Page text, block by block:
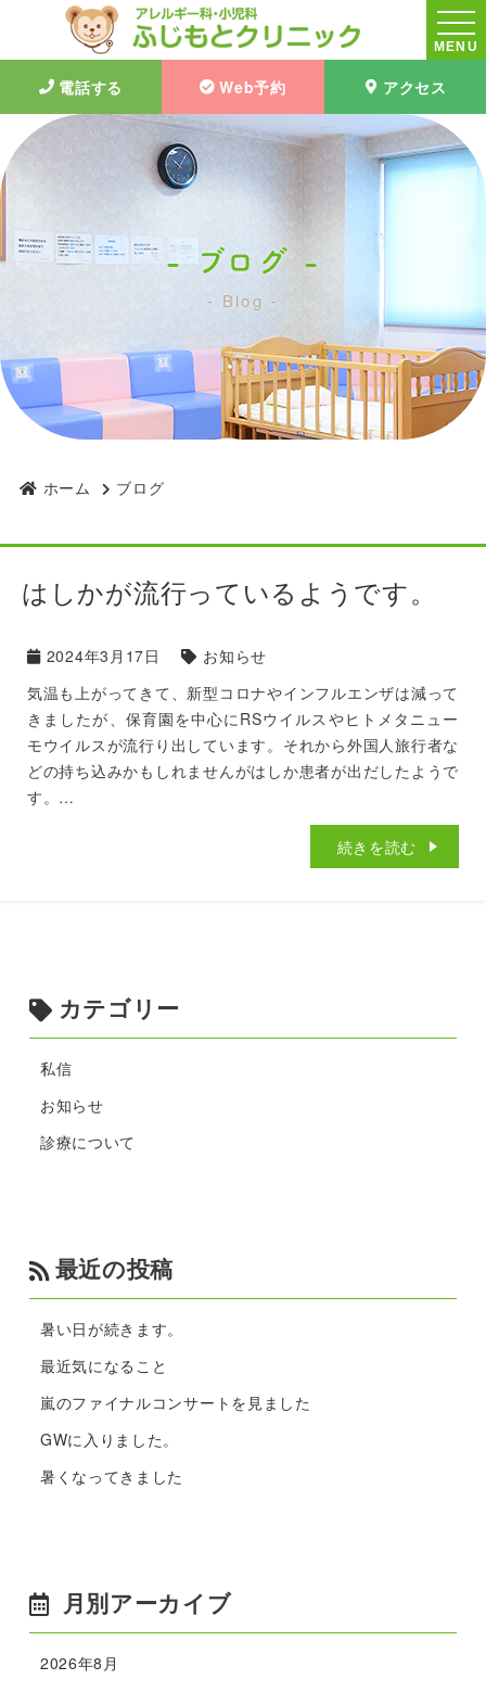
MENU
電話する Web予約 アクセス
ブログ
Blog
2024年3月｜ブログ｜ふじもとクリニック|大阪茨木市|アレルギー
科・小児科・予防接種
ホーム ブログ
はしかが流行っているようです。
2024年3月17日
お知らせ
気温も上がってきて、新型コロナやインフルエンザは減って
きましたが、保育園を中心にRSウイルスやヒトメタニュー
モウイルスが流行り出しています。それから外国人旅行者な
どの持ち込みかもしれませんがはしか患者が出だしたようで
す。…
続きを読む
カテゴリー
私信
お知らせ
診療について
最近の投稿
暑い日が続きます。
最近気になること
嵐のファイナルコンサートを見ました
GWに入りました。
暑くなってきました
月別アーカイブ
2026年8月